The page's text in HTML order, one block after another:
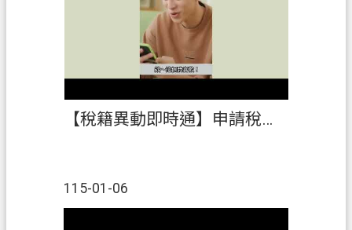
【稅籍異動即時通】申請稅籍異動即時通，即時掌握不動產行蹤，守護財產不落空，防詐保財好輕鬆！
115-01-06